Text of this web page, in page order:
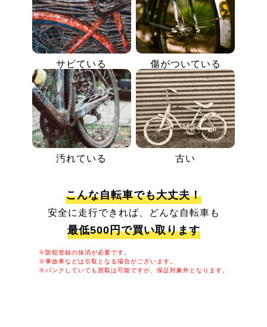
サビている 傷がついている
汚れている 古い
こんな自転車でも大丈夫！
安全に走行できれば、どんな自転車も
最低500円で買い取ります
※防犯登録の抹消が必要です。
※事故車などは引取となる場合がございます。
※パンクしていても買取は可能ですが、保証対象外となります。